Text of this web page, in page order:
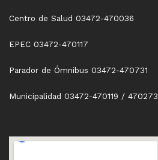
Centro de Salud 03472-470036
EPEC 03472-470117
Parador de Ómnibus 03472-470731
Municipalidad 03472-470119 / 470273